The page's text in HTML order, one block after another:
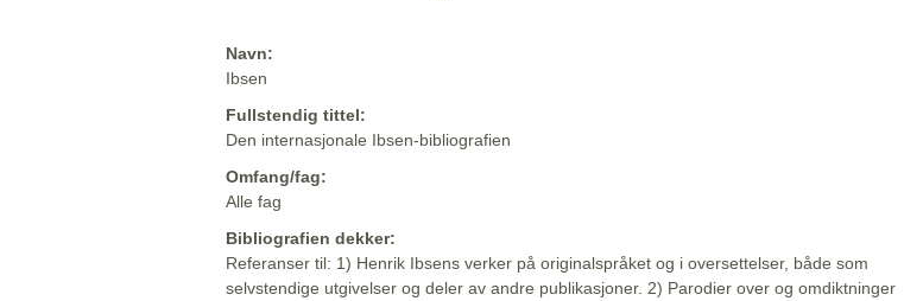
Navn:
Ibsen
Fullstendig tittel:
Den internasjonale Ibsen-bibliografien
Omfang/fag:
Alle fag
Bibliografien dekker:
Referanser til: 1) Henrik Ibsens verker på originalspråket og i oversettelser, både som
selvstendige utgivelser og deler av andre publikasjoner. 2) Parodier over og omdiktninger